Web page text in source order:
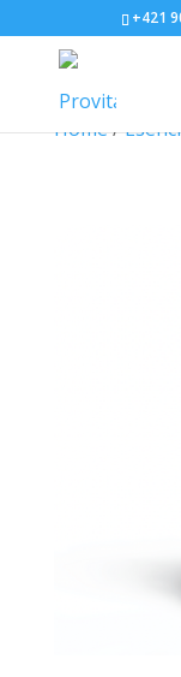
+421
Home/